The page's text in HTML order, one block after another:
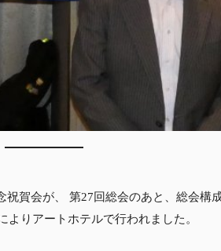
賀会が、 第27回総会のあと、総会構
りアートホテルで行われました。